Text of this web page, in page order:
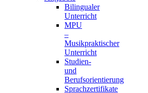
Bilingualer
Unterricht
MPU
–
Musikpraktischer
Unterricht
Studien-
und
Berufsorientierung
Sprachzertifikate